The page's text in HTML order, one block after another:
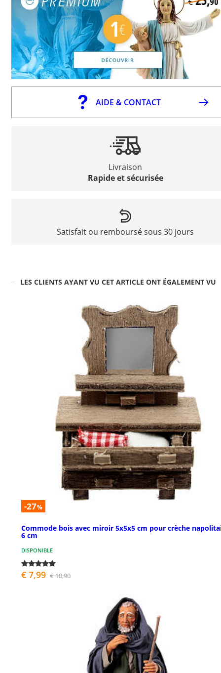
AIDE & CONTACT
Livraison
Rapide et sécurisée
Satisfait ou remboursé sous 30 jours
LES CLIENTS AYANT VU CET ARTICLE ONT ÉGALEMENT VU
-27%
Commode bois avec miroir 5x5x5 cm pour crèche
6 cm
DISPONIBLE
€ 7,99 € 10,90